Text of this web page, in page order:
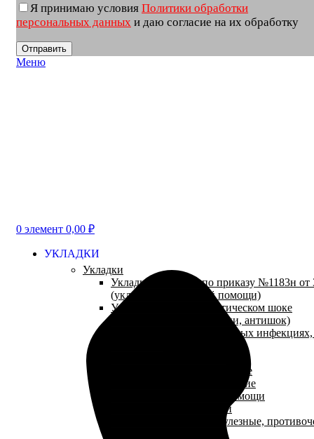
Я принимаю условия Политики обработки
персональных данных и даю согласие на их обработку
Меню
0 элемент 0,00 ₽
УКЛАДКИ
Укладки
Укладки и наборы по приказу №1183н от
(укладки неотложной помощи)
Укладки при анафилактическом шоке
(противошоковые укладки, антишок)
Укладки при парентеральных
Укладки травматологические
Укладки эпидемиологические
Укладки паллиативной помощи
Аптечки первой помощи
Укладки противопедикулезные,